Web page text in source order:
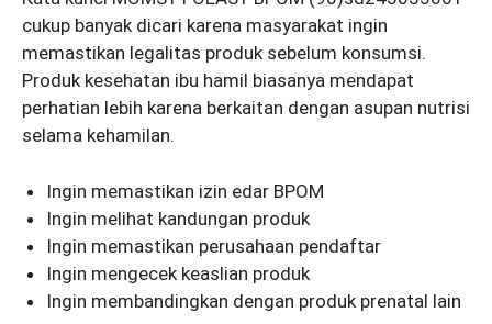
cukup banyak dicari karena masyarakat ingin
memastikan legalitas produk sebelum konsumsi.
Produk kesehatan ibu hamil biasanya mendapat
perhatian lebih karena berkaitan dengan asupan nutrisi
selama kehamilan.
Ingin memastikan izin edar BPOM
Ingin melihat kandungan produk
Ingin memastikan perusahaan pendaftar
Ingin mengecek keaslian produk
Ingin membandingkan dengan produk prenatal lain